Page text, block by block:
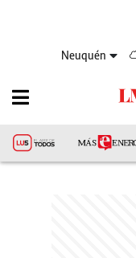
Neuquén